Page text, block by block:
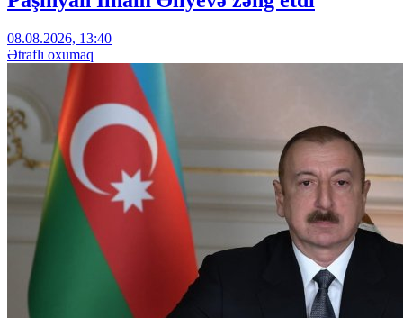
08.08.2026, 13:40
Ətraflı oxumaq